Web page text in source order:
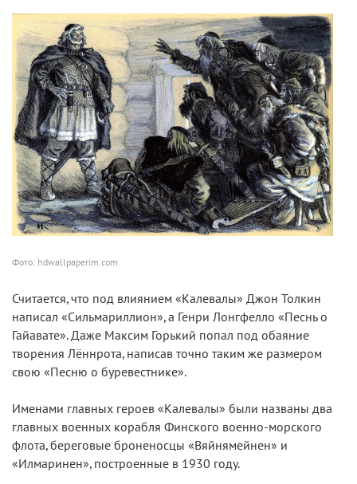
Фото: hdwallpaperim.com
Считается, что под влиянием «Калевалы» Джон Толкин
написал «Сильмариллион», а Генри Лонгфелло «Песнь о
Гайавате». Даже Максим Горький попал под обаяние
творения Лённрота, написав точно таким же размером
свою «Песню о буревестнике».
Именами главных героев «Калевалы» были названы два
главных военных корабля Финского военно-морского
флота, береговые броненосцы «Вяйнямейнен» и
«Илмаринен», построенные в 1930 году.